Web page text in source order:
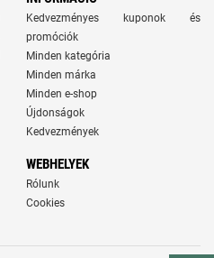
Kedvezményes kuponok és
promóciók
Minden kategória
Minden márka
Minden e-shop
Újdonságok
Kedvezmények
WEBHELYEK
Rólunk
Cookies